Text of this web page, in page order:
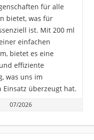
für alle
bietet, was für
ist. Mit 200 ml
einfachen
bietet es eine
effiziente
was uns im
Einsatz überzeugt hat.
07/2026